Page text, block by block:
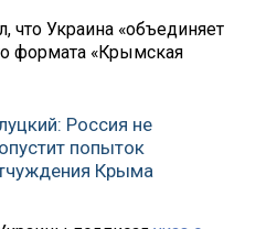
что Украина «объединяет
формата «Крымская
Россия не
попыток
Крыма